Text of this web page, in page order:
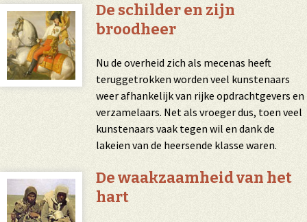
De schilder en zijn
broodheer
Nu de overheid zich als mecenas heeft
teruggetrokken worden veel kunstenaars
weer afhankelijk van rijke opdrachtgevers en
verzamelaars. Net als vroeger dus, toen veel
kunstenaars vaak tegen wil en dank de
lakeien van de heersende klasse waren.
De waakzaamheid van het
hart